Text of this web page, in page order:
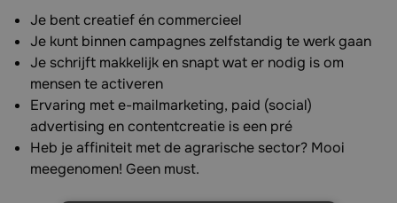
Je bent creatief én commercieel
Je kunt binnen campagnes zelfstandig te werk gaan
Je schrijft makkelijk en snapt wat er nodig is om
mensen te activeren
Ervaring met e-mailmarketing, paid (social)
advertising en contentcreatie is een pré
Heb je affiniteit met de agrarische sector? Mooi
meegenomen! Geen must.